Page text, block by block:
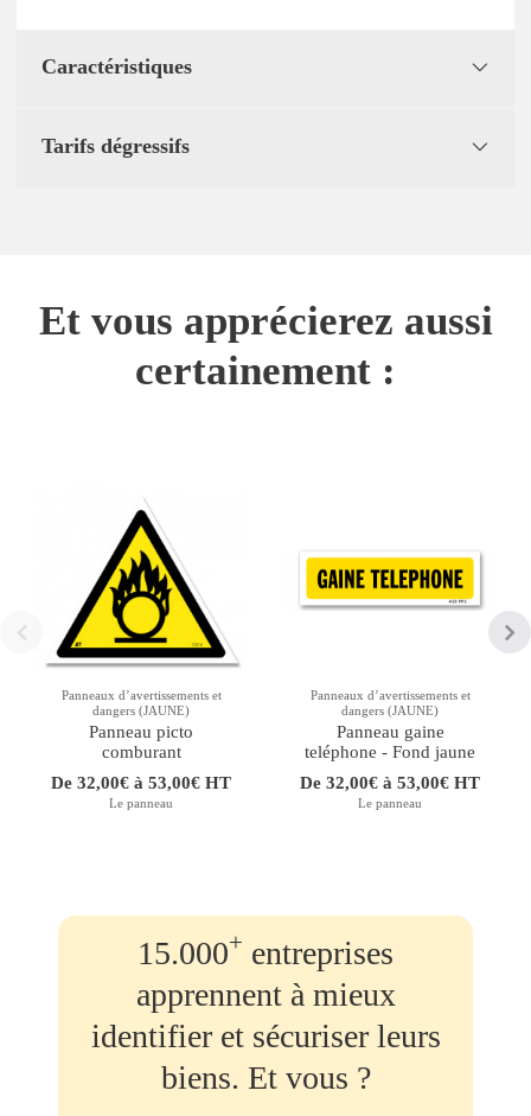
Caractéristiques
Tarifs dégressifs
Et vous apprécierez aussi
certainement :
Panneaux d’avertissements et
dangers (JAUNE)
Panneau picto
comburant
De 32,00€ à 53,00€ HT
Le panneau
Panneaux d’avertissements et
dangers (JAUNE)
Panneau gaine
teléphone - Fond jaune
De 32,00€ à 53,00€ HT
Le panneau
15.000+ entreprises
apprennent à mieux
identifier et sécuriser leurs
biens. Et vous ?